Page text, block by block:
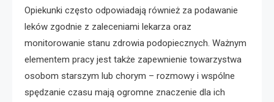
Opiekunki często odpowiadają również za podawanie
leków zgodnie z zaleceniami lekarza oraz
monitorowanie stanu zdrowia podopiecznych. Ważnym
elementem pracy jest także zapewnienie towarzystwa
osobom starszym lub chorym – rozmowy i wspólne
spędzanie czasu mają ogromne znaczenie dla ich